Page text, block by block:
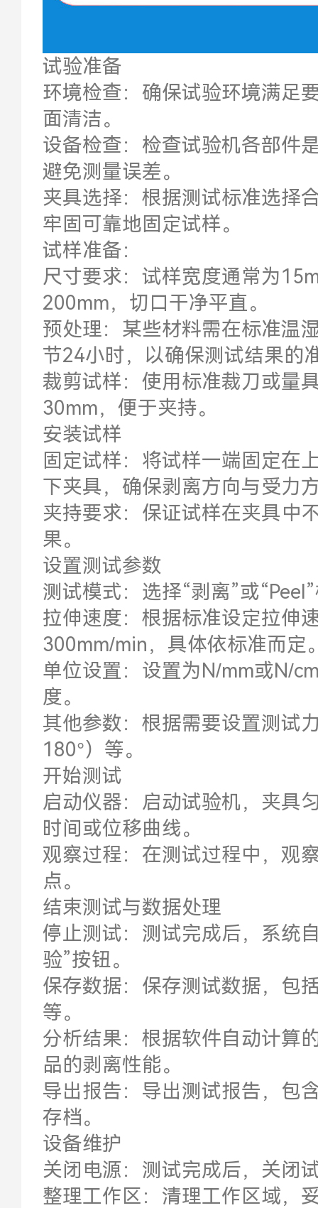
试验准备
环境检查：确保试验环境满足
面清洁。
设备检查：检查试验机各部件
避免测量误差。
夹具选择：根据测试标准选择
牢固可靠地固定试样。
试样准备：
尺寸要求：试样宽度通常为
200mm，切口干净平直。
预处理：某些材料需在标准温
节24小时，以确保测试结果的
裁剪试样：使用标准裁刀或量
30mm，便于夹持。
安装试样
固定试样：将试样一端固定在
下夹具，确保剥离方向与受力
夹持要求：保证试样在夹具中
果。
设置测试参数
测试模式：选择“剥离”或
拉伸速度：根据标准设定拉伸
300mm/min，具体依标准而定
单位设置：设置为N/mm或N/
度。
其他参数：根据需要设置测试
180°）等。
开始测试
启动仪器：启动试验机，夹具
时间或位移曲线。
观察过程：在测试过程中，观
点。
结束测试与数据处理
停止测试：测试完成后，系统
验”按钮。
保存数据：保存测试数据，包
等。
分析结果：根据软件自动计算
品的剥离性能。
导出报告：导出测试报告，包
存档。
设备维护
关闭电源：测试完成后，关闭
整理工作区：清理工作区域，